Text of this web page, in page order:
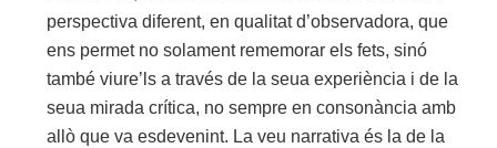
perspectiva diferent, en qualitat d’observadora, que
ens permet no solament rememorar els fets, sinó
també viure’ls a través de la seua experiència i de la
seua mirada crítica, no sempre en consonància amb
allò que va esdevenint. La veu narrativa és la de la